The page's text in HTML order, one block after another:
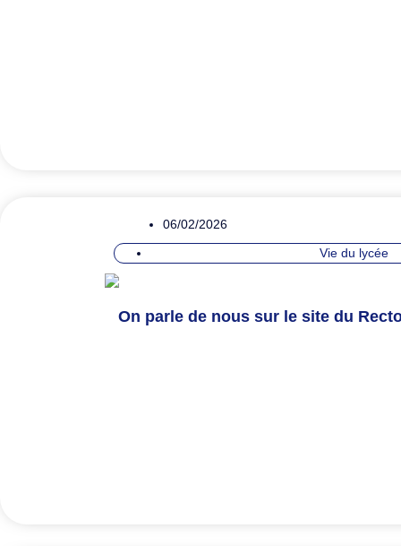
06/02/2026
Vie du lycée
On parle de nous sur le site du